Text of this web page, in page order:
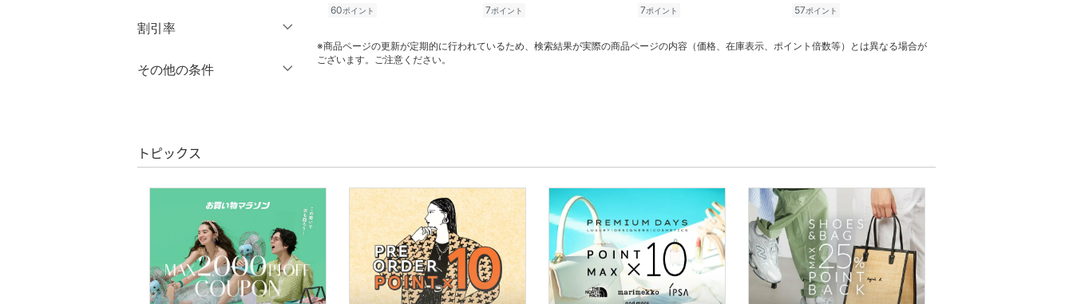
ーオール
バッグ
ファッション雑貨
アクセサリー・腕時計
財布・ポーチ・ケース
クリア
絞り込み
割引率
％OFF～ ％OFF
その他の条件
クリア 絞り込み
60ポイント 7ポイント 7ポイント 57ポイント
※商品ページの更新が定期的に行われているため、検索結果が実際の商品ページの内容（価格、在庫表示、ポイント倍数等）とは異なる場合が
ございます。ご注意ください。
トピックス